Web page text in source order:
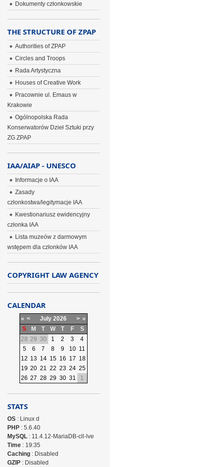
Dokumenty członkowskie
THE STRUCTURE OF ZPAP
Authorities of ZPAP
Circles and Troops
Rada Artystyczna
Houses of Creative Work
Pracownie ul. Emaus w
Krakowie
Ogólnopolska Rada
Konserwatorów Dzieł Sztuki przy
ZG ZPAP
IAA/AIAP - UNESCO
Informacje o IAA
Zasady
członkostwa/legitymacje IAA
Kwestionariusz ewidencyjny
członka IAA
Lista muzeów z darmowym
wstępem dla członków IAA
COPYRIGHT LAW AGENCY
CALENDAR
« < July 2026 > »
S
M T W T F
S
28 29 30 1 2 3
4
5
6 7 8 9 10 11
12 13 14 15 16 17 18
19 20 21 22 23 24 25
26 27 28 29 30 31 1
STATS
OS: Linux d
PHP: 5.6.40
MySQL: 11.4.12-MariaDB-cll-lve
Time: 19:35
Caching: Disabled
GZIP: Disabled